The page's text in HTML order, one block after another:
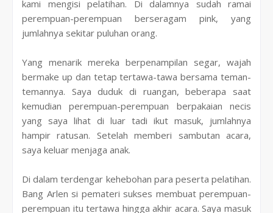
kami mengisi pelatihan. Di dalamnya sudah ramai
perempuan-perempuan berseragam pink, yang
jumlahnya sekitar puluhan orang.
Yang menarik mereka berpenampilan segar, wajah
bermake up dan tetap tertawa-tawa bersama teman-
temannya. Saya duduk di ruangan, beberapa saat
kemudian perempuan-perempuan berpakaian necis
yang saya lihat di luar tadi ikut masuk, jumlahnya
hampir ratusan. Setelah memberi sambutan acara,
saya keluar menjaga anak.
Di dalam terdengar kehebohan para peserta pelatihan.
Bang Arlen si pemateri sukses membuat perempuan-
perempuan itu tertawa hingga akhir acara. Saya masuk